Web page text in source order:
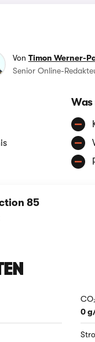
Von Timon Werner-
Senior Online-
Was
85
0